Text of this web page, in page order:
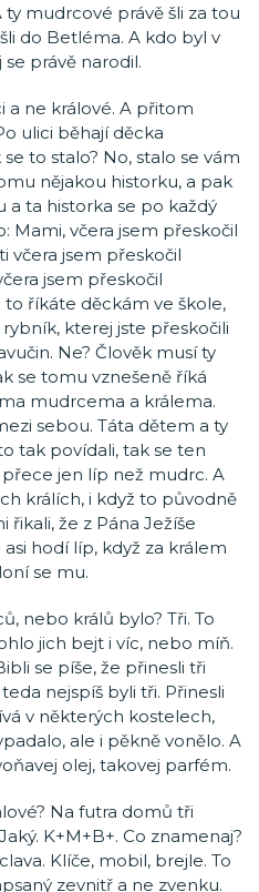
mudrcové právě šli za tou
do Betléma. A kdo byl v
právě narodil.
a ne králové. A přitom
ulici běhají děcka
to stalo? No, stalo se vám
nějakou historku, a pak
a ta historka se po každý
Mami, včera jsem přeskočil
včera jsem přeskočil
jsem přeskočil
říkáte děckám ve škole,
kterej jste přeskočili
Ne? Člověk musí ty
se tomu vznešeně říká
mudrcema a králema.
sebou. Táta dětem a ty
tak povídali, tak se ten
jen líp než mudrc. A
králích, i když to původně
řikali, že z Pána Ježíše
hodí líp, když za králem
se mu.
nebo králů bylo? Tři. To
jich bejt i víc, nebo míň.
se píše, že přinesli tři
nejspíš byli tři. Přinesli
v některých kostelech,
ale i pěkně vonělo. A
olej, takovej parfém.
Na futra domů tři
K+M+B+. Co znamenaj?
Klíče, mobil, brejle. To
zevnitř a ne zvenku.